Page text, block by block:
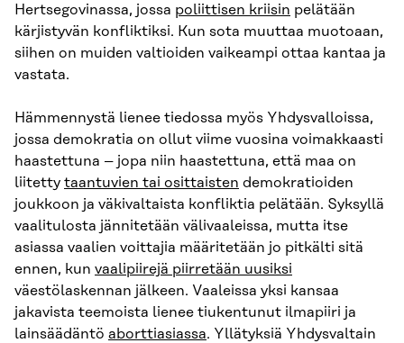
Hertsegovinassa, jossa poliittisen kriisin pelätään
kärjistyvän konfliktiksi. Kun sota muuttaa muotoaan,
siihen on muiden valtioiden vaikeampi ottaa kantaa ja
vastata.
Hämmennystä lienee tiedossa myös Yhdysvalloissa,
jossa demokratia on ollut viime vuosina voimakkaasti
haastettuna – jopa niin haastettuna, että maa on
liitetty taantuvien tai osittaisten demokratioiden
joukkoon ja väkivaltaista konfliktia pelätään. Syksyllä
vaalitulosta jännitetään välivaaleissa, mutta itse
asiassa vaalien voittajia määritetään jo pitkälti sitä
ennen, kun vaalipiirejä piirretään uusiksi
väestölaskennan jälkeen. Vaaleissa yksi kansaa
jakavista teemoista lienee tiukentunut ilmapiiri ja
lainsäädäntö aborttiasiassa. Yllätyksiä Yhdysvaltain